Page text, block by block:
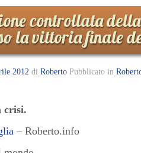
controllata
la vittoria finale
2012 di Roberto Pubblicato in
crisi.
– Roberto.info